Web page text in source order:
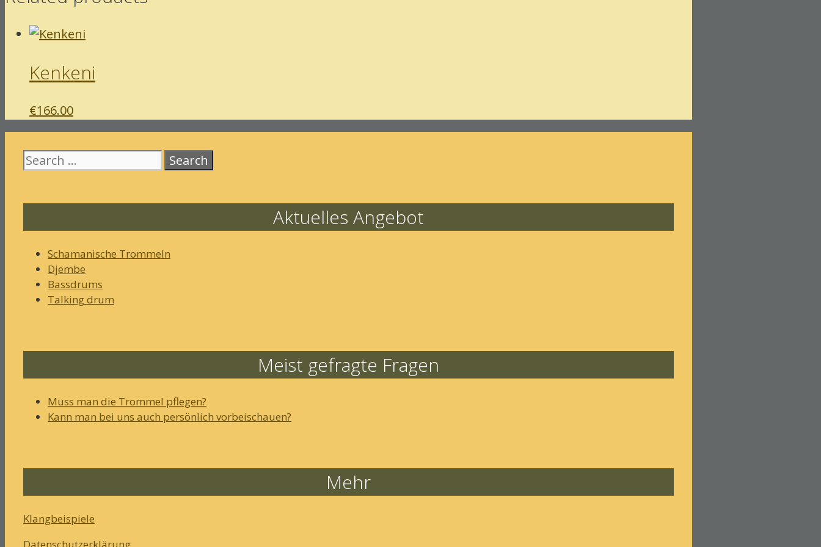
Kenkeni
€166.00
Search
for:
Aktuelles Angebot
Schamanische Trommeln
Djembe
Bassdrums
Talking drum
Meist gefragte Fragen
Muss man die Trommel pflegen?
Kann man bei uns auch persönlich vorbeischauen?
Mehr
Klangbeispiele